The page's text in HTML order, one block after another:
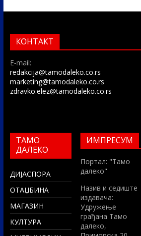
КОНТАКТ
E-mail:
redakcija@tamodaleko.co.rs
marketing@tamodaleko.co.rs
zdravko.elez@tamodaleko.co.rs
ТАМО
ДАЛЕКО
ДИЈАСПОРА
ОТАЏБИНА
МАГАЗИН
КУЛТУРА
ИМПРЕСУМ
Портал: "Тамо
далеко"
Назив и седиште
издавача:
Удружење
грађана Тамо
далеко,